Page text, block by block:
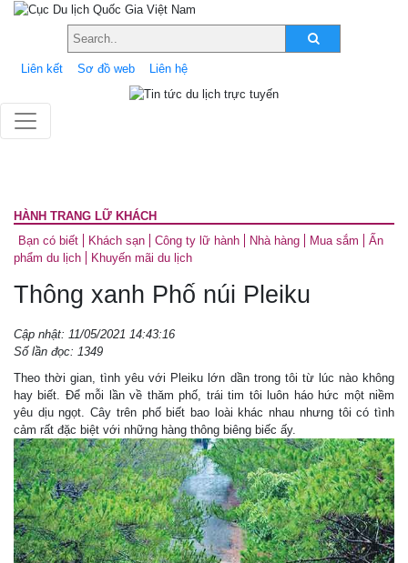
Liên kết Sơ đồ web Liên hệ
HÀNH TRANG LỮ KHÁCH
Bạn có biết
Khách sạn Công ty lữ hành Nhà hàng Mua sắm
Ấn
phẩm du lịch
Khuyến mãi du lịch
Thông xanh Phố núi Pleiku
Cập nhật: 11/05/2021 14:43:16
Số lần đọc: 1349
Theo thời gian, tình yêu với Pleiku lớn dần trong tôi từ lúc nào không
hay biết. Để mỗi lần về thăm phố, trái tim tôi luôn háo hức một niềm
yêu dịu ngọt. Cây trên phố biết bao loài khác nhau nhưng tôi có tình
cảm rất đặc biệt với những hàng thông biêng biếc ấy.